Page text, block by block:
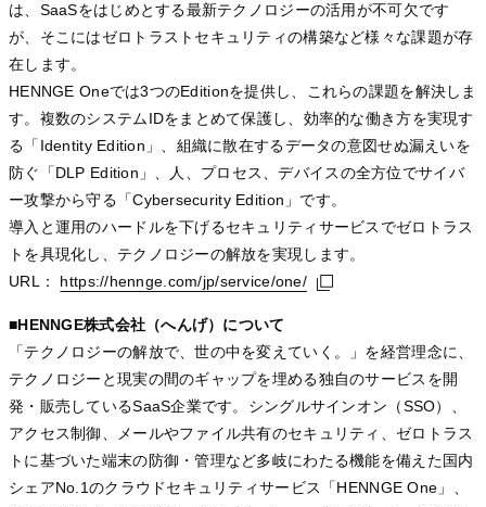
は、SaaSをはじめとする最新テクノロジーの活用が不可欠です
が、そこにはゼロトラストセキュリティの構築など様々な課題が存
在します。
HENNGE Oneでは3つのEditionを提供し、これらの課題を解決しま
す。複数のシステムIDをまとめて保護し、効率的な働き方を実現す
る「Identity Edition」、組織に散在するデータの意図せぬ漏えいを
防ぐ「DLP Edition」、人、プロセス、デバイスの全方位でサイバ
ー攻撃から守る「Cybersecurity Edition」です。
導入と運用のハードルを下げるセキュリティサービスでゼロトラス
トを具現化し、テクノロジーの解放を実現します。
URL： https://hennge.com/jp/service/one/
https://hennge.com/jp/service/one/
https://hennge.com/jp/service/one/
■HENNGE株式会社（へんげ）について
「テクノロジーの解放で、世の中を変えていく。」を経営理念に、
テクノロジーと現実の間のギャップを埋める独自のサービスを開
発・販売しているSaaS企業です。シングルサインオン（SSO）、
アクセス制御、メールやファイル共有のセキュリティ、ゼロトラス
トに基づいた端末の防御・管理など多岐にわたる機能を備えた国内
シェアNo.1のクラウドセキュリティサービス「HENNGE One」、